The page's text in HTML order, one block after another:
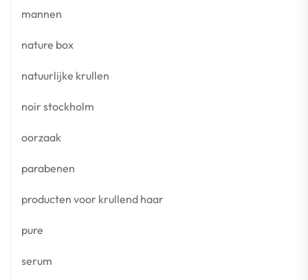
mannen
nature box
natuurlijke krullen
noir stockholm
oorzaak
parabenen
producten voor krullend haar
pure
serum